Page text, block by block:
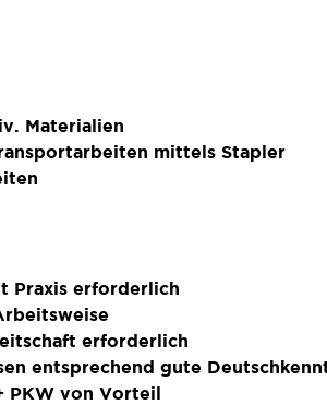
Materialien
mittels Stapler
Praxis erforderlich
erforderlich
entsprechend gute
PKW von Vorteil